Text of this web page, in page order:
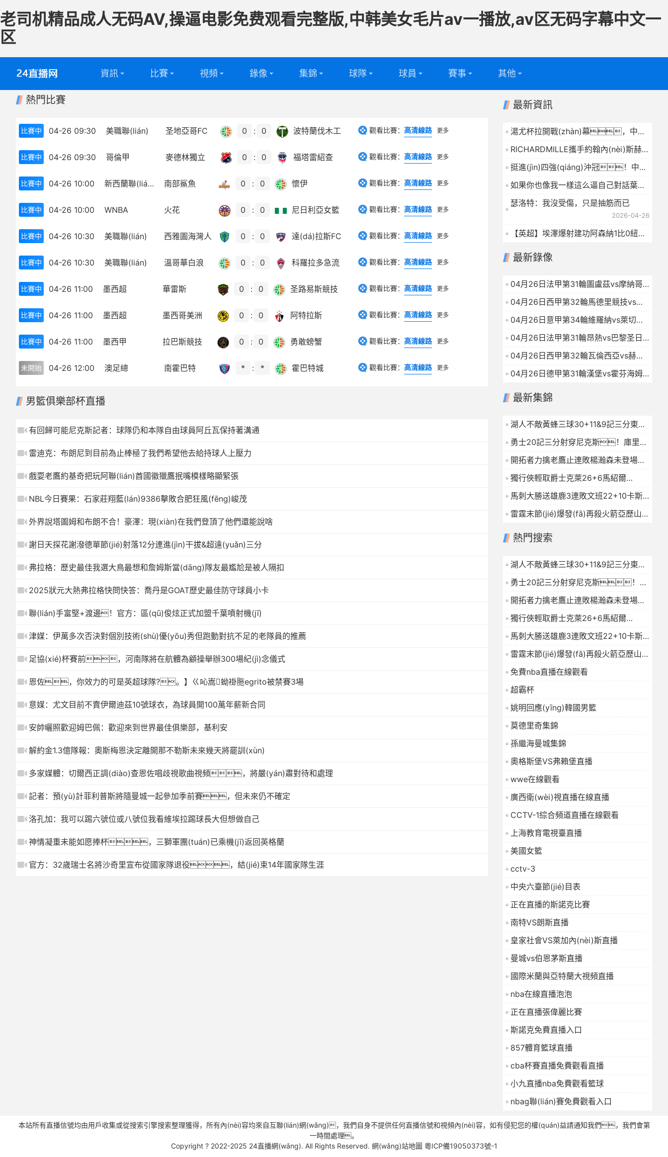
老司机精品成人无码AV,操逼电影免费观看完整版,中韩美女毛片av一播放,av区无码字幕中文一
区
資訊
中超
歐冠
世界杯
歐洲杯
比賽
法甲
中超
歐冠
世界杯
視頻
籃球視頻
錄像 集錦 球隊
籃球球隊
球員
籃球球員
賽事 其他
專題
問答
熱門比賽
比賽中 04-26 09:30 美職聯(lián) 圣地亞哥FC 0 : 0 波特蘭伐木工 觀看比賽：高清線路 更多
比賽中 04-26 09:30 哥倫甲 麥德林獨立 0 : 0 福塔雷紹查 觀看比賽：高清線路 更多
比賽中 04-26 10:00 新西蘭聯(lián) 南部鯊魚 0 : 0 懷伊 觀看比賽：高清線路 更多
比賽中 04-26 10:00 WNBA 火花 0 : 0 尼日利亞女籃 觀看比賽：高清線路 更多
比賽中 04-26 10:30 美職聯(lián) 西雅圖海灣人 0 : 0 達(dá)拉斯FC 觀看比賽：高清線路 更多
比賽中 04-26 10:30 美職聯(lián) 溫哥華白浪 0 : 0 科羅拉多急流 觀看比賽：高清線路 更多
比賽中 04-26 11:00 墨西超 華雷斯 0 : 0 圣路易斯競技 觀看比賽：高清線路 更多
比賽中 04-26 11:00 墨西超 墨西哥美洲 0 : 0 阿特拉斯 觀看比賽：高清線路 更多
比賽中 04-26 11:00 墨西甲 拉巴斯競技 0 : 0 勇敢螃蟹 觀看比賽：高清線路 更多
未開始 04-26 12:00 澳足總 南霍巴特 * : * 霍巴特城 觀看比賽：高清線路 更多
男籃俱樂部杯直播
有回歸可能尼克斯記者：球隊仍和本隊自由球員阿丘瓦保持著溝通
雷迪克：布朗尼到目前為止棒極了我們希望他去給持球人上壓力
戲耍老鷹約基奇把玩阿聯(lián)酋國徽獵鷹抿嘴模樣略顯緊張
NBL今日賽果：石家莊翔藍(lán)9386擊敗合肥狂風(fēng)峻茂
外界說塔圖姆和布朗不合！豪澤：現(xiàn)在我們登頂了他們還能說啥
謝日天探花謝潑德單節(jié)射落12分連進(jìn)干拔&超遠(yuǎn)三分
弗拉格：歷史最佳我選大鳥最想和詹姆斯當(dāng)隊友最尷尬是被人隔扣
2025狀元大熱弗拉格快問快答：喬丹是GOAT歷史最佳防守球員小卡
聯(lián)手富堅+渡邊！官方：區(qū)俊炫正式加盟千葉噴射機(jī)
津媒：伊萬多次否決對個別技術(shù)優(yōu)秀但跑動對抗不足的老隊員的推薦
足協(xié)杯賽前，河南隊將在航體為顧操舉辦300場紀(jì)念儀式
恩佐，你效力的可是英超球隊?。】ㄍ吣嵩蚴褂胣egrito被禁賽3場
意媒：尤文目前不賣伊爾迪茲10號球衣，為球員開100萬年薪新合同
安帥曬照歡迎姆巴佩：歡迎來到世界最佳俱樂部，基利安
解約金1.3億隊報：奧斯梅恩決定離開那不勒斯未來幾天將罷訓(xùn)
多家媒體：切爾西正調(diào)查恩佐唱歧視歌曲視頻，將嚴(yán)肅對待和處理
記者：預(yù)計菲利普斯將隨曼城一起參加季前賽，但未來仍不確定
洛孔加：我可以踢六號位或八號位我看維埃拉踢球長大但想做自己
神情凝重未能如愿捧杯，三獅軍團(tuán)已乘機(jī)返回英格蘭
官方：32歲瑞士名將沙奇里宣布從國家隊退役，結(jié)束14年國家隊生涯
最新資訊
湯尤杯拉開戰(zhàn)幕，中國
男女隊首秀雙線開門紅
2026-04-26
RICHARDMILLE攜手約翰內(nèi)斯赫斯
弗洛特克萊博馳騁雪道
2026-04-26
挺進(jìn)四強(qiáng)沖冠！中國
女網(wǎng)15歲1米80新星崛起：李娜
恩師助她蛻變
如果你也像我一樣這么逼自己對話葉詩
文
瑟洛特：我沒受傷，只是抽筋而已
2026-04-26
【英超】埃澤爆射建功阿森納1比0紐卡
最新錄像
04月26日法甲第31輪圖盧茲vs摩納哥
全場錄像
2026-04-26
04月26日西甲第32輪馬德里競技vs畢
爾巴鄂競技全場錄像
2026-04-26
04月26日意甲第34輪維羅納vs萊切全
場錄像
2026-04-26
04月26日法甲第31輪昂熱vs巴黎圣日
耳曼全場錄像
2026-04-26
04月26日西甲第32輪瓦倫西亞vs赫羅
納全場錄像
2026-04-26
04月26日德甲第31輪漢堡vs霍芬海姆
最新集錦
湖人不敵黃蜂三球30+11&9記三分東契
奇39分詹姆斯29+9+6
2026-01-16
勇士20記三分射穿尼克斯！庫里
27+7巴特勒32+8穆迪三分9中7
開拓者力擒老鷹止連敗楊瀚森未登場夏
普24+9CJ戰(zhàn)舊主20分
獨行俠輕取爵士克萊26+6馬紹爾
22+6+4森薩博27分
2026-01-16
馬刺大勝送雄鹿3連敗文班22+10卡斯?
fàn)?9+10字母哥21+5
2026-01-16
雷霆末節(jié)爆發(fā)再殺火箭亞歷山大
熱門搜索
湖人不敵黃蜂三球30+11&9記三分東契
奇39分詹姆斯29+9+6
2026-01-16
勇士20記三分射穿尼克斯！庫
里27+7巴特勒32+8穆迪三分9中7
開拓者力擒老鷹止連敗楊瀚森未登場夏
普24+9CJ戰(zhàn)舊主20分
獨行俠輕取爵士克萊26+6馬紹爾
22+6+4森薩博27分
2026-01-16
馬刺大勝送雄鹿3連敗文班22+10卡斯?
fàn)?9+10字母哥21+5
2026-01-16
雷霆末節(jié)爆發(fā)再殺火箭亞歷山大
連續(xù)112場20+杜蘭特23中7
免費nba直播在線觀看
超霸杯
姚明回應(yīng)韓國男籃
莫德里奇集錦
孫繼海曼城集錦
奧格斯堡VS弗賴堡直播
wwe在線觀看
廣西衛(wèi)視直播在線直播
CCTV-1綜合頻道直播在線觀看
上海教育電視臺直播
美國女籃
cctv-3
中央六臺節(jié)目表
正在直播的斯諾克比賽
南特VS朗斯直播
皇家社會VS萊加內(nèi)斯直播
曼城vs伯恩茅斯直播
國際米蘭與亞特蘭大視頻直播
nba在線直播泡泡
正在直播張偉麗比賽
斯諾克免費直播入口
857體育籃球直播
cba杯賽直播免費觀看直播
小九直播nba免費觀看籃球
nbag聯(lián)賽免費觀看入口
本站所有直播信號均由用戶收集或從搜索引擎搜索整理獲得，所有內(nèi)容均來自互聯(lián)網(wǎng)，我們自身不提供任何直播信號和視頻內(nèi)容，如有侵犯您的權(quán)益請通知我們，我們會第
一時間處理。
Copyright ? 2022-2025 24直播網(wǎng). All Rights Reserved. 網(wǎng)站地圖 粵ICP備19050373號-1